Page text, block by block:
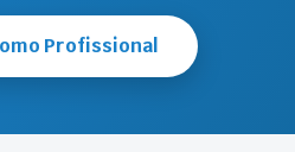
Profissional